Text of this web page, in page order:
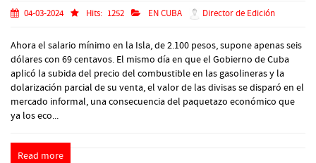
04-03-2024 Hits: 1252 EN CUBA Director de Edición
Ahora el salario mínimo en la Isla, de 2.100 pesos, supone apenas seis
dólares con 69 centavos. El mismo día en que el Gobierno de Cuba
aplicó la subida del precio del combustible en las gasolineras y la
dolarización parcial de su venta, el valor de las divisas se disparó en el
mercado informal, una consecuencia del paquetazo económico que
ya los eco...
Read more